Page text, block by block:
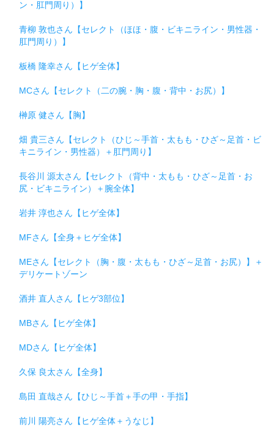
ン・肛門周り）】
青柳 敦也さん【セレクト（ほほ・腹・ビキニライン・男性器・
肛門周り）】
板橋 隆幸さん【ヒゲ全体】
MCさん【セレクト（二の腕・胸・腹・背中・お尻）】
榊原 健さん【胸】
畑 貴三さん【セレクト（ひじ～手首・太もも・ひざ～足首・ビ
キニライン・男性器）＋肛門周り】
長谷川 源太さん【セレクト（背中・太もも・ひざ～足首・お
尻・ビキニライン）＋腕全体】
岩井 淳也さん【ヒゲ全体】
MFさん【全身＋ヒゲ全体】
MEさん【セレクト（胸・腹・太もも・ひざ～足首・お尻）】＋
デリケートゾーン
酒井 直人さん【ヒゲ3部位】
MBさん【ヒゲ全体】
MDさん【ヒゲ全体】
久保 良太さん【全身】
島田 直哉さん【ひじ～手首＋手の甲・手指】
前川 陽亮さん【ヒゲ全体＋うなじ】